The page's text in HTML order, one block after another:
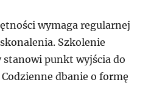
wymaga regularnej
Szkolenie
stanowi punkt wyjścia do
dbanie o formę